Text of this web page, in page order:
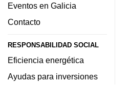
Eventos en Galicia
Contacto
RESPONSABILIDAD SOCIAL
Eficiencia energética
Ayudas para inversiones